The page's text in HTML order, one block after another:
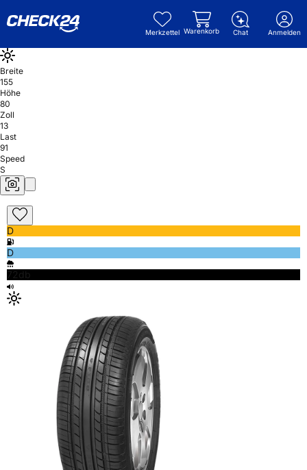
Merkzettel Warenkorb Chat Anmelden
Breite
155
Höhe
80
Zoll
13
Last
91
Speed
S
D
D
72db